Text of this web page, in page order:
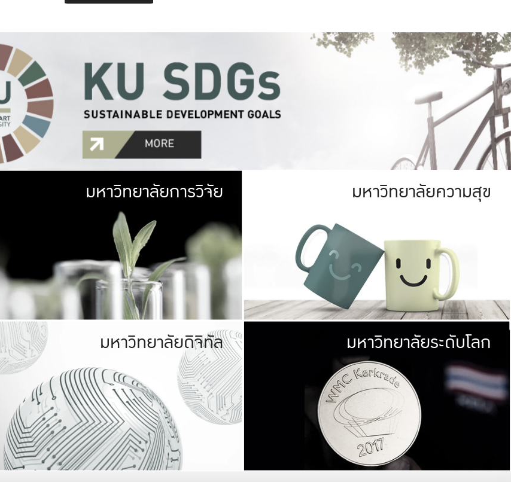
มหาวิทยาลัย
เกษตรศาสตร์ มีพื้นที่เขียวสดใส หนาแน่น
เป็นป่าในเมือง (URBAN FOREST)
เกษตรในเมือง (URBAN AGRICULTURE)
ที่นับรวมกันได้ประมาณ 1,400 ไร่
มหาวิทยาลัยการวิจัย มหาวิทยาลัย
ให้กับประชาชน
มหาวิทยาลัยความสุข
มหาวิทยาลัยรับผิดชอบต่อสังคม
ร่วมมือกับชุมชน เพื่อความกินดีอยู่ดี
และความสุขอย่างยั่งยืน
มองปัญหาในภาพกว้าง
แก้ไขจากปัญหาจุดเล็กๆ
มหาวิทยาลัยดิจิทัล มหาวิทยา
พร้อมที่จ
และผลักดันในการใช้ระบบส
เพื่อการทำงานแ
มหาวิทยาลัยระดับโลก